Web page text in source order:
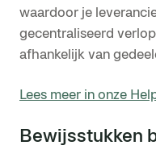
waardoor je
gecentraliseerd
afhankelijk van
Lees meer in onze
Bewijsstukken